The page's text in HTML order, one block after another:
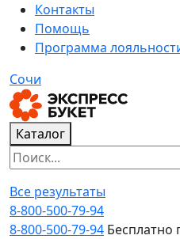
Контакты
Помощь
Программа
Сочи
Каталог
Все результаты
8-800-500-79-94
8-800-500-79-94 Бесплатно